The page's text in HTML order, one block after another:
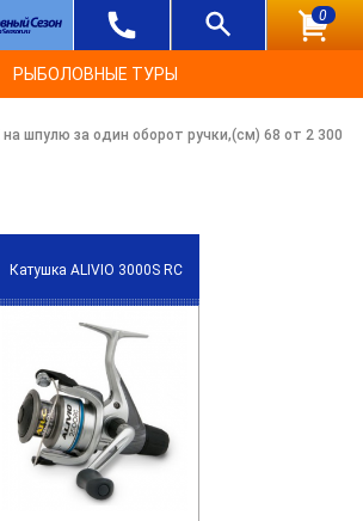
0
РЫБОЛОВНЫЕ ТУРЫ
на шпулю за один оборот ручки,(см) 68 от 2 300
Катушка ALIVIO 3000S RC